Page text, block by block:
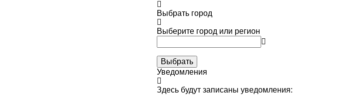
Выбрать город
Выберите город или регион
Выбрать
Уведомления
Здесь будут записаны уведомления: